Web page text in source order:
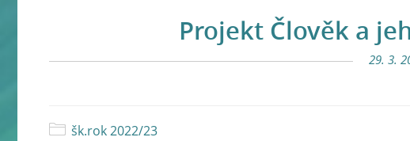
Projekt Člověk a
29. 3.
šk.rok 2022/23